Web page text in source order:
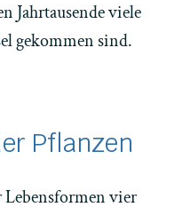
Jahrtausende viele
gekommen sind.
Pflanzen
Lebensformen vier